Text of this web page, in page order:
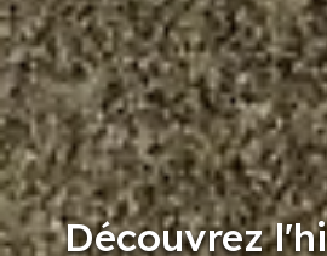
Découvrez